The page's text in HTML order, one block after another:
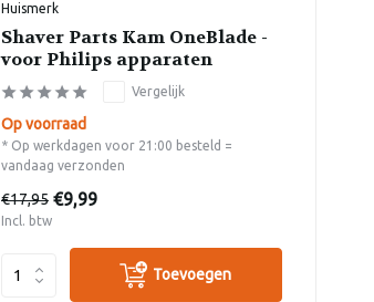
Huismerk
Shaver Parts Kam OneBlade -
voor Philips apparaten
Vergelijk
Op voorraad
* Op werkdagen voor 21:00 besteld =
vandaag verzonden
€17,95 €9,99
Incl. btw
Toevoegen